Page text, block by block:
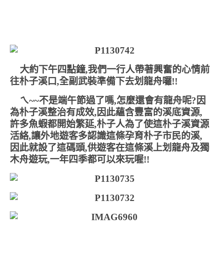
大約下午四點鐘,我們一行人帶著興奮的心情前
往朴子溪口,全副武裝準備下去划龍舟囉!!
ㄟ~~不是端午節過了嗎,怎麼還會有龍舟呢?因
為朴子溪整治有成效,因此蘊含豐富的溪底資源,
許多魚蝦都開始繁延,朴子人為了使這朴子溪資源
活絡,讓外地遊客多認識這條孕育朴子市民的溪,
因此就設了這碼頭,供遊客在這條溪上划龍舟及獨
木舟遊玩,一年四季都可以來玩喔!!